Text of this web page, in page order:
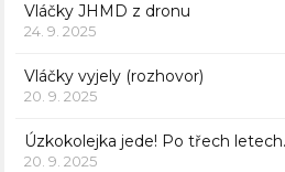
Vláčky JHMD z dronu
24. 9. 2025
Vláčky vyjely (rozhovor)
20. 9. 2025
Úzkokolejka jede! Po třech letech.
20. 9. 2025